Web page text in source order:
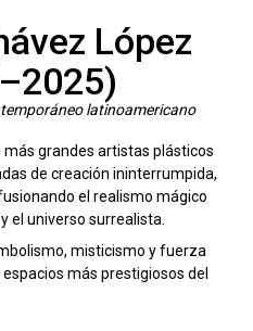
López
latinoamericano
más grandes artistas plásticos
de creación ininterrumpida,
el realismo mágico
el universo surrealista.
misticismo y fuerza
más prestigiosos del